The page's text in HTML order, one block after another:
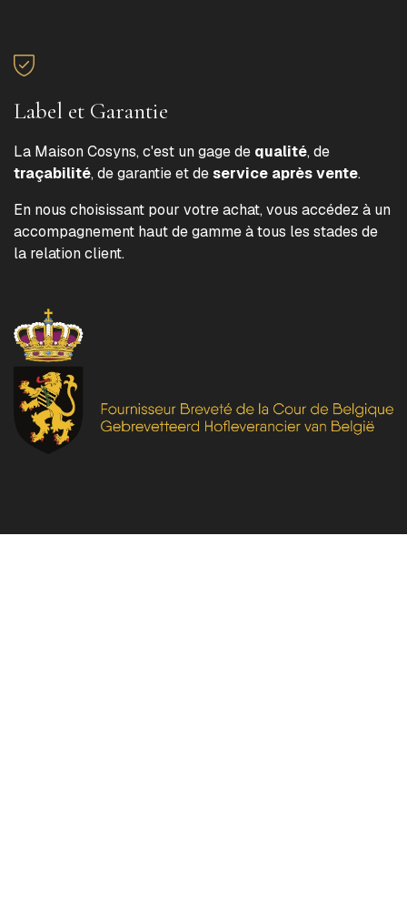
Label et Garantie
La Maison Cosyns, c'est un gage de qualité, de
traçabilité, de garantie et deservice après vente.
En nous choisissant pour votre achat, vous accédez à un
accompagnement haut de gamme à tous les stades de
la relation client.